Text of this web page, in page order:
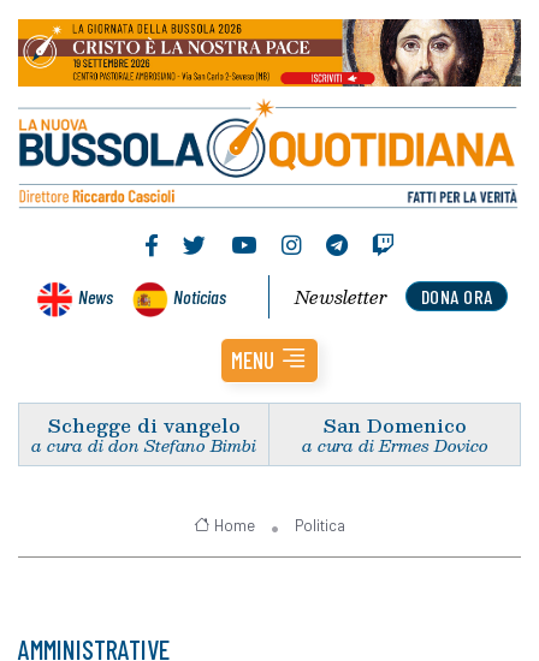
News Noticias DONA ORA
Newsletter
MENU
Schegge di vangelo
a cura di don Stefano Bimbi
San Domenico
a cura di Ermes Dovico
Home Politica
AMMINISTRATIVE